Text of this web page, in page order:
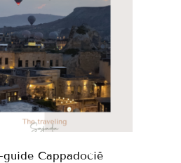
guide Cappadocië